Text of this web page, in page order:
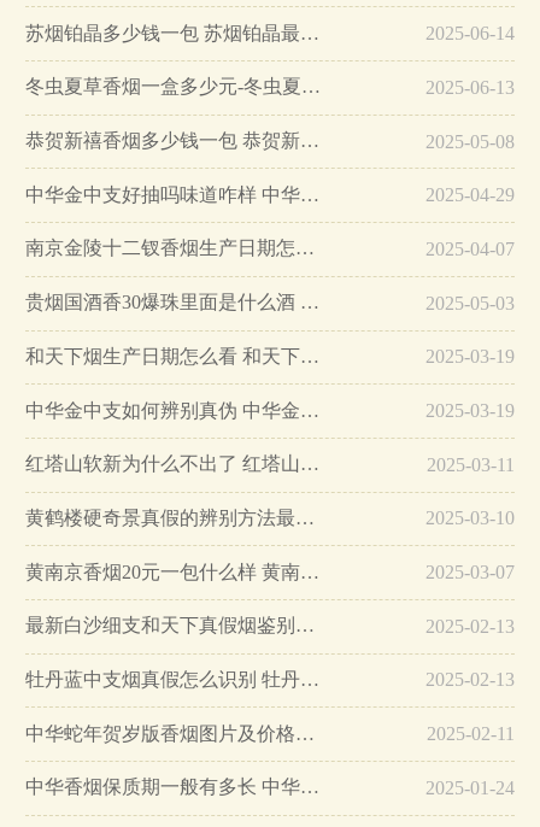
苏烟铂晶多少钱一包 苏烟铂晶最新价格… 2025-06-14
冬虫夏草香烟一盒多少元-冬虫夏草香烟一盒多少元2025最新价格… 2025-06-13
恭贺新禧香烟多少钱一包 恭贺新禧香烟价格表和图片… 2025-05-08
中华金中支好抽吗味道咋样 中华金中支口感特点介绍… 2025-04-29
南京金陵十二钗香烟生产日期怎么看 南京金陵十二钗香烟保质期… 2025-04-07
贵烟国酒香30爆珠里面是什么酒 贵烟国酒香30怎么辨别真假… 2025-05-03
和天下烟生产日期怎么看 和天下烟真假辨别方法六个方面… 2025-03-19
中华金中支如何辨别真伪 中华金中支真假烟鉴别方法… 2025-03-19
红塔山软新为什么不出了 红塔山软新烟停售原因详解… 2025-03-11
黄鹤楼硬奇景真假的辨别方法最简单版… 2025-03-10
黄南京香烟20元一包什么样 黄南京香烟真假鉴别… 2025-03-07
最新白沙细支和天下真假烟鉴别指南… 2025-02-13
牡丹蓝中支烟真假怎么识别 牡丹蓝中支烟真假鉴别带图… 2025-02-13
中华蛇年贺岁版香烟图片及价格大全… 2025-02-11
中华香烟保质期一般有多长 中华香烟保质期在哪里看的… 2025-01-24